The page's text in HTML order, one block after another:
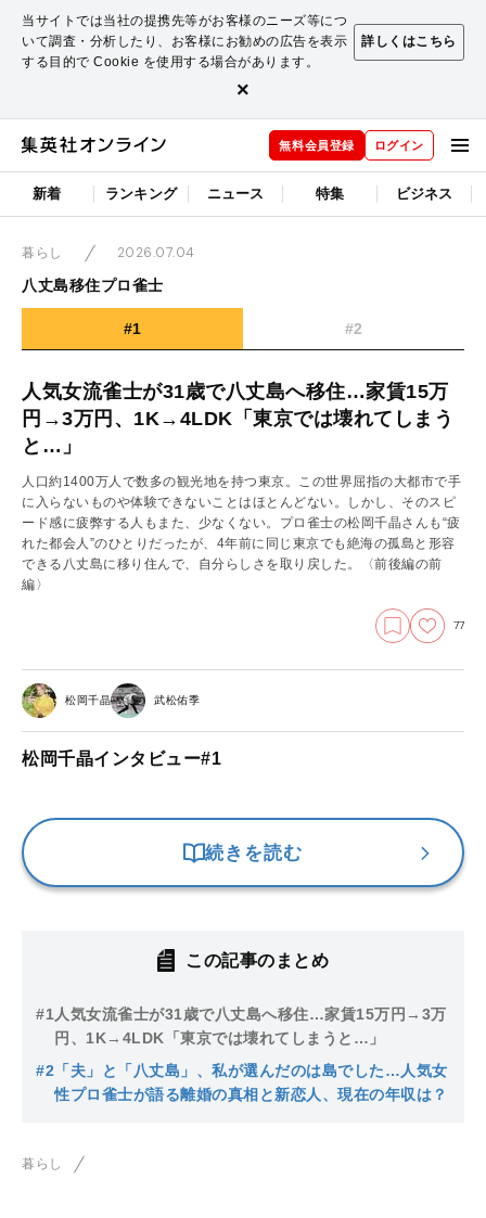
当サイトでは当社の提携先等がお客様のニーズ等につ
いて調査・分析したり、お客様にお勧めの広告を表示
する目的で Cookie を使用する場合があります。
詳しくはこちら
×
無料会員登録 ログイン
新着 ランキング ニュース 特集 ビジネス
暮らし
2026.07.04
八丈島移住プロ雀士
#1 #2
人気女流雀士が31歳で八丈島へ移住…家賃15万
円→3万円、1K→4LDK「東京では壊れてしまう
と…」
人口約1400万人で数多の観光地を持つ東京。この世界屈指の大都市で手
に入らないものや体験できないことはほとんどない。しかし、そのスピ
ード感に疲弊する人もまた、少なくない。プロ雀士の松岡千晶さんも“疲
れた都会人”のひとりだったが、4年前に同じ東京でも絶海の孤島と形容
できる八丈島に移り住んで、自分らしさを取り戻した。
〈前後編の前
編〉
77
松岡千晶 武松佑季
松岡千晶インタビュー#1
続きを読む
この記事のまとめ
#1 人気女流雀士が31歳で八丈島へ移住…家賃15万円→3万
円、1K→4LDK「東京では壊れてしまうと…」
#2 「夫」と「八丈島」、私が選んだのは島でした…人気女
性プロ雀士が語る離婚の真相と新恋人、現在の年収は？
暮らし